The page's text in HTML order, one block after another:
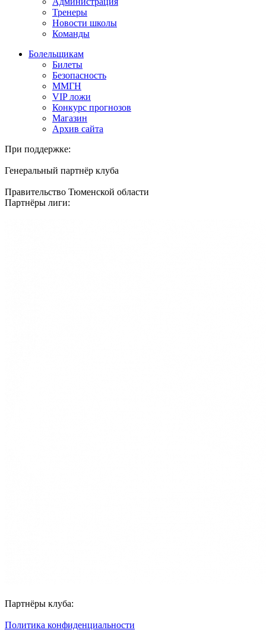
Тренеры
Новости школы
Команды
Болельщикам
Билеты
Безопасность
ММГН
VIP ложи
Конкурс прогнозов
Магазин
Архив сайта
При поддержке:
Генеральный партнёр клуба
Правительство Тюменской области
Партнёры лиги:
Партнёры клуба:
Политика конфиденциальности